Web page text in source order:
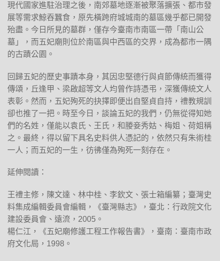
現代國家進駐治理之後，南郊墓地逐漸被聚落擴張、都市發
展等需求鯨吞蠶食，原先橫跨府城城南的墓區幾乎都已開發
殆盡。今日所見的墓群，僅存今臺南市南區一帶「南山公
墓」，而五妃廟則位於南區與中西區的交界，成為都市一隅
的古蹟公園。
回歸五妃的歷史事蹟本身，其因忠堅德行與貞節傳統而獲得
傳頌，丘逢甲、梁啟超等文人均曾作詩憑弔，深獲傳統文人
表彰。然而，五妃殉死的抉擇即便出自堅貞自持，禮教規訓
卻也推了一把。時至今日，談論五妃的我們，仍無從得知她
們的名姓，僅能以袁氏、王氏，和媵妾秀姑、梅姐、荷姐稱
之。最終，得以留下具名史料供人憑記的，依然只有朱術桂
一人；而五妃的一生，彷彿僅為殉死一刻存在。
延伸閱讀：
王禮主修，陳文達、林中桂、李欽文、張士箱編纂；臺灣史
料集成編輯委員會編輯，《臺灣縣志》，臺北：行政院文化
建設委員會、遠流，2005。
楊仁江，《五妃廟修護工程工作報告書》，臺南：臺南市政
府文化局，1998。